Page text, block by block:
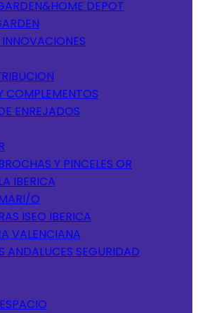
DEPOT
COMPLEMENTOS
ENREJADOS
Y PINCELES OR
IBERICA
O
ISEO IBERICA
VALENCIANA
ANDALUCES SEGURIDAD